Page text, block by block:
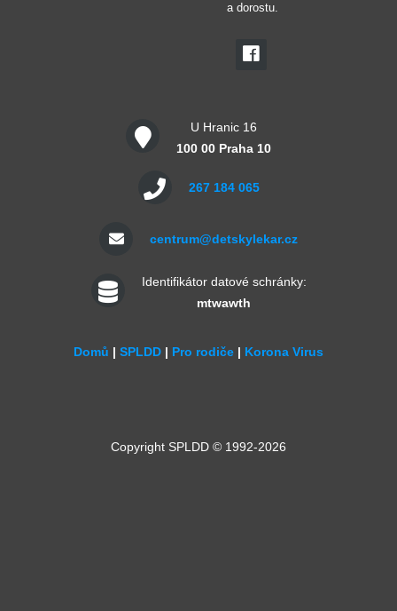
a dorostu.
U Hranic 16
100 00 Praha 10
267 184 065
centrum@detskylekar.cz
Identifikátor datové schránky:
mtwawth
Domů | SPLDD | Pro rodiče | Korona Virus
Copyright SPLDD © 1992-2026